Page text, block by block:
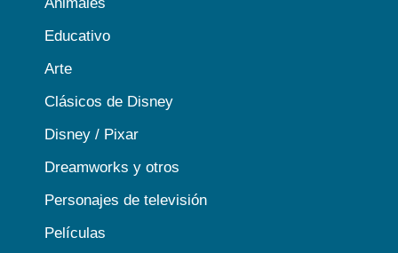
Animales
Educativo
Arte
Clásicos de Disney
Disney / Pixar
Dreamworks y otros
Personajes de televisión
Películas